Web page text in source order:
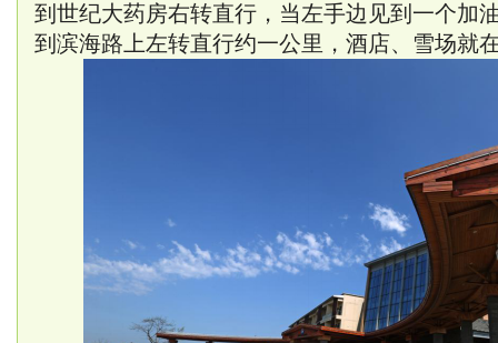
到世纪大药房右转直行，当左手边见到一个加
到滨海路上左转直行约一公里，酒店、雪场就